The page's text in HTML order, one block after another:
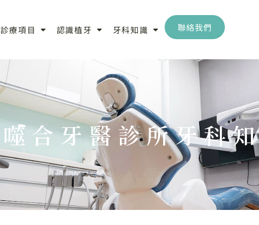
診療項目 認識植牙 牙科知識 聯絡我們
噬合牙醫診所牙科